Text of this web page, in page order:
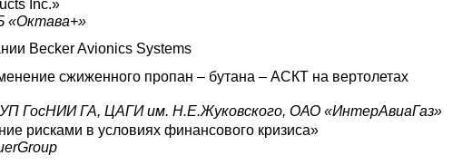
Inc.»
«Октава+»
Becker Avionics Systems
сжиженного пропан – бутана – АСКТ на вертолетах
ГосНИИ ГА, ЦАГИ им. Н.Е.Жуковского, ОАО «ИнтерАвиаГаз»
рисками в условиях финансового кризиса»